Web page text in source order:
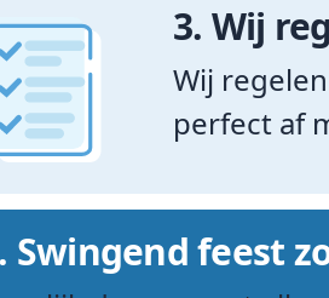
3. Wij
Wij
perfect af
Swingend feest